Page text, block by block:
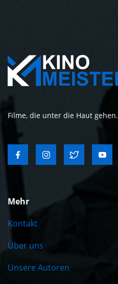
Filme, die unter die Haut gehen.
Mehr
Kontakt
Über uns
Unsere Autoren